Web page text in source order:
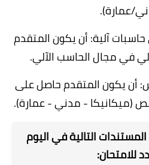
عمارة).
آلية: أن يكون المتقدم
في مجال الحاسب الآلي.
أن يكون المتقدم حاصل على
(ميكانيكا - مدني - عمارة).
التالية في اليوم
للامتحان: